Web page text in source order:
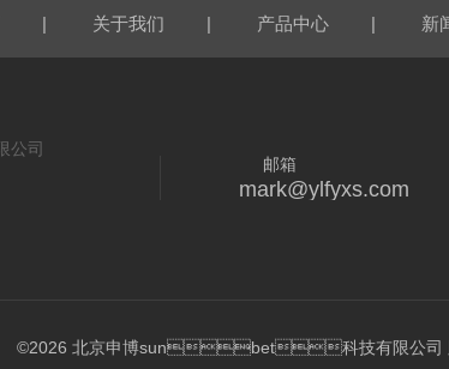
| 关于我们 | 产品中心 | 新
邮箱
mark@ylfyxs.com
©2026 北京申博sunbet科技有限公司 版